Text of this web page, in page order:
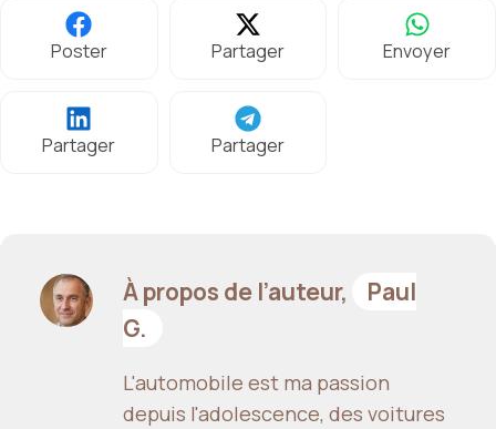
Poster Partager Envoyer
Partager Partager
À propos de l’auteur,
Paul
G.
L'automobile est ma passion
depuis l'adolescence, des voitures